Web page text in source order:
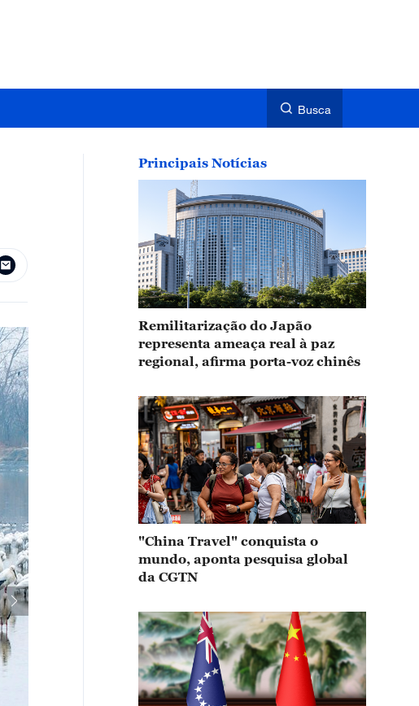
Busca
Principais Notícias
Remilitarização do Japão
representa ameaça real à paz
regional, afirma porta-voz chinês
"China Travel" conquista o
mundo, aponta pesquisa global
da CGTN